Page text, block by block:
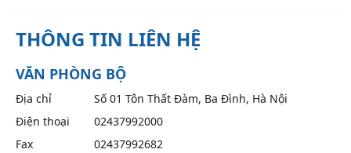
THÔNG TIN LIÊN HỆ
VĂN PHÒNG BỘ
Địa chỉ
Số 01 Tôn Thất Đàm, Ba Đình, Hà Nội
Điện thoại
02437992000
Fax
02437992682